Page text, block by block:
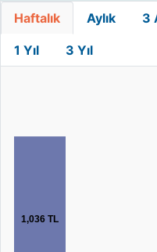
Haftalık Aylık 3
1 Yıl 3 Yıl